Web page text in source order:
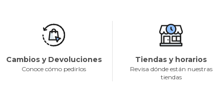
Cambios y Devoluciones
Conoce cómo pedirlos
Tiendas y horarios
Revisa dónde están nuestras
tiendas